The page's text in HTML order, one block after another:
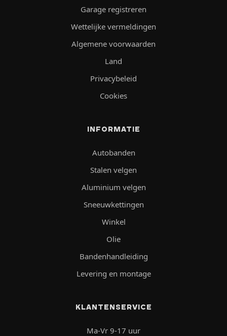
Garage registreren
Wettelijke vermeldingen
Algemene voorwaarden
Land
Privacybeleid
Cookies
INFORMATIE
Autobanden
Stalen velgen
Aluminium velgen
Sneeuwkettingen
Winkel
Olie
Bandenhandleiding
Levering en montage
KLANTENSERVICE
Ma-Vr 9-17 uur